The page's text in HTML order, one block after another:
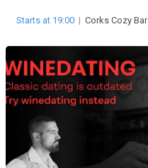
Starts at 19:00 | Corks Cozy Bar